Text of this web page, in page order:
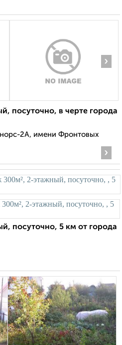
›
посуточно, в черте города
2А, имени Фронтовых
›
посуточно, 5 км от города